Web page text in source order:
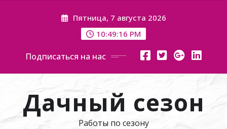
Пятница, 7 августа 2026
10:49:17 PM
Подписаться на нас
Дачный сезон
Работы по сезону